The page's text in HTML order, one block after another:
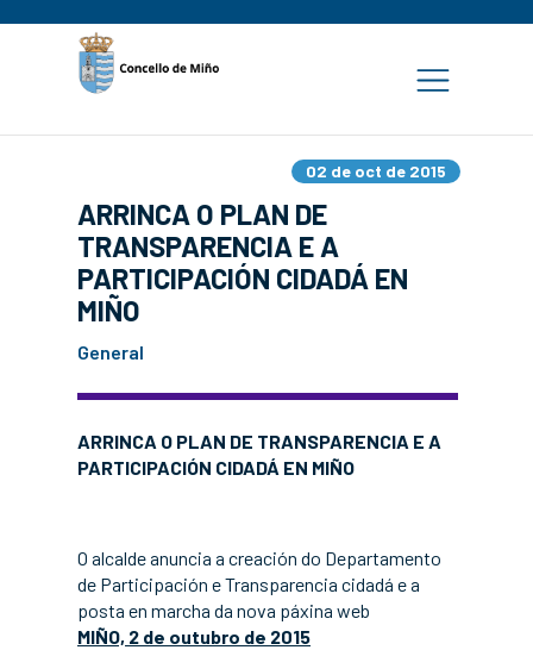
02 de oct de 2015
ARRINCA O PLAN DE
TRANSPARENCIA E A
PARTICIPACIÓN CIDADÁ EN
MIÑO
General
ARRINCA O PLAN DE TRANSPARENCIA E A
PARTICIPACIÓN CIDADÁ EN MIÑO
O alcalde anuncia a creación do Departamento
de Participación e Transparencia cidadá e a
posta en marcha da nova páxina web
MIÑO, 2 de outubro de 2015